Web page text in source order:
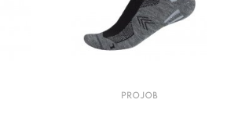
PROJOB